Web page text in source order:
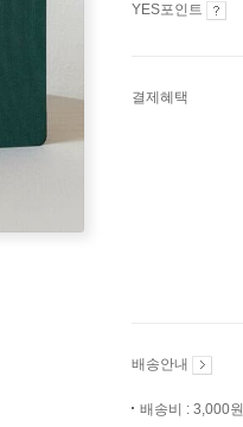
YES포인트
결제혜택
배송안내
배송비 : 3,000원